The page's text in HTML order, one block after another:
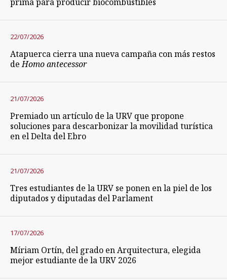
22/07/2026
Atapuerca cierra una nueva campaña con más restos
deHomo antecessor
21/07/2026
Premiado un artículo de la URV que propone
soluciones para descarbonizar la movilidad turística
en el Delta del Ebro
21/07/2026
Tres estudiantes de la URV se ponen en la piel de los
diputados y diputadas del Parlament
17/07/2026
Míriam Ortín, del grado en Arquitectura, elegida
mejor estudiante de la URV 2026